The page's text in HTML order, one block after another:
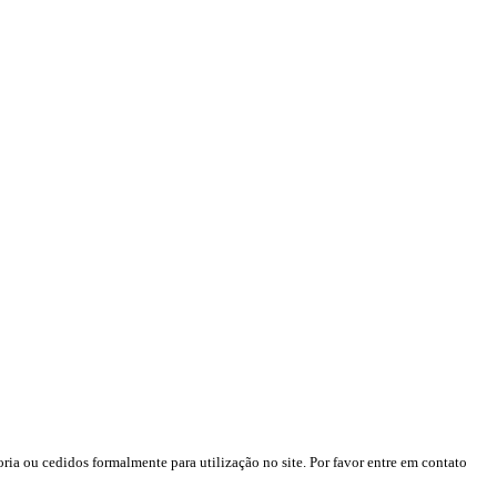
ou cedidos formalmente para utilização no site. Por favor entre em contato